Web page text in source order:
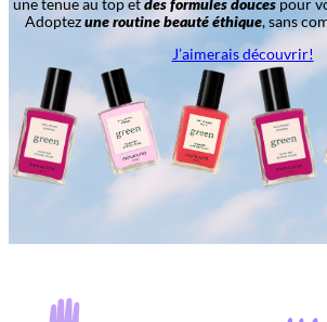
une tenue au top etdes formules douces pour
Adoptezune routine beauté éthique, sans
J’aimerais découvrir!